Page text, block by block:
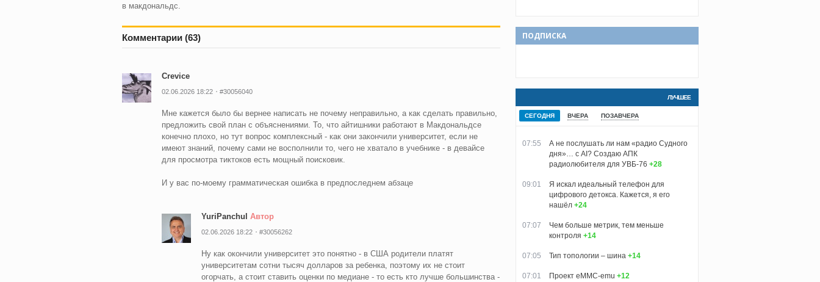
в макдональдс.
Комментарии (63)
Crevice
02.06.2026 18:22 #30056040
Мне кажется было бы вернее написать не почему неправильно, а как сделать правильно,
предложить свой план с объяснениями. То, что айтишники работают в Макдональдсе
конечно плохо, но тут вопрос комплексный - как они закончили университет, если не
имеют знаний, почему сами не восполнили то, чего не хватало в учебнике - в девайсе
для просмотра тиктоков есть мощный поисковик.
И у вас по-моему грамматическая ошибка в предпоследнем абзаце
YuriPanchul Автор
02.06.2026 18:22 #30056262
Ну как окончили университет это понятно - в США родители платят
университетам сотни тысяч долларов за ребенка, поэтому их не стоит
огорчать, а стоит ставить оценки по медиане - то есть кто лучше большинства -
ПОДПИСКА
ЛУЧШЕЕ
СЕГОДНЯ ВЧЕРА ПОЗАВЧЕРА
07:55
А не послушать ли нам «радио Судного
дня»… с AI? Создаю АПК
радиолюбителя для УВБ-76 +28
09:01
Я искал идеальный телефон для
цифрового детокса. Кажется, я его
нашёл +24
07:07
Чем больше метрик, тем меньше
контроля +14
07:05 Тип топологии – шина +14
07:01 Проект eMMC-emu +12